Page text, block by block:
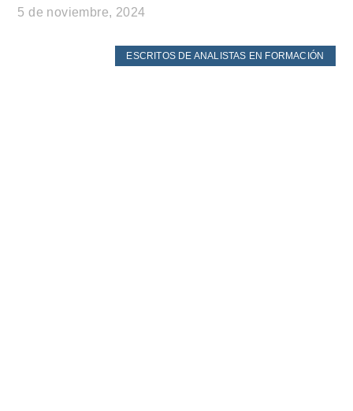
5 de noviembre, 2024
ESCRITOS DE ANALISTAS EN FORMACIÓN